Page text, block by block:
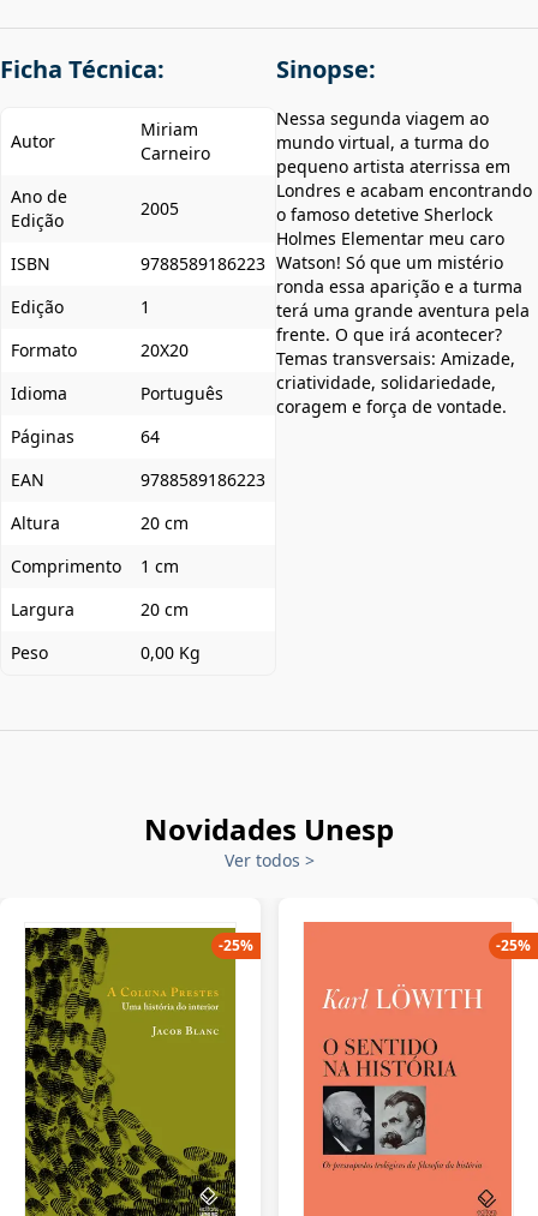
Ficha Técnica:
Autor
Miriam
Carneiro
Ano de
Edição
2005
ISBN
9788589186223
Edição
1
Formato
20X20
Idioma
Português
Páginas
64
EAN
9788589186223
Altura
20 cm
Comprimento
1 cm
Largura
20 cm
Peso
0,00 Kg
Sinopse:
Nessa segunda viagem ao
mundo virtual, a turma do
pequeno artista aterrissa em
Londres e acabam encontrando
o famoso detetive Sherlock
Holmes Elementar meu caro
Watson! Só que um mistério
ronda essa aparição e a turma
terá uma grande aventura pela
frente. O que irá acontecer?
Temas transversais: Amizade,
criatividade, solidariedade,
coragem e força de vontade.
Novidades Unesp
Ver todos >
-25% -25%